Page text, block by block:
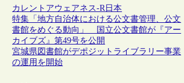
カレントアウェアネス-R 日本
特集「地方自治体における公文書管理、公文
書館をめぐる動向」 国立公文書館が『アー
カイブズ』第49号を公開
宮城県図書館がデポジットライブラリー事業
の運用を開始